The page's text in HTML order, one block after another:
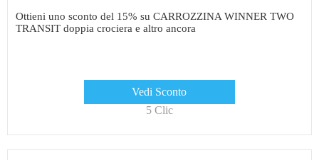
Ottieni uno sconto del 15% su CARROZZINA WINNER TWO
TRANSIT doppia crociera e altro ancora
Vedi Sconto
5 Clic